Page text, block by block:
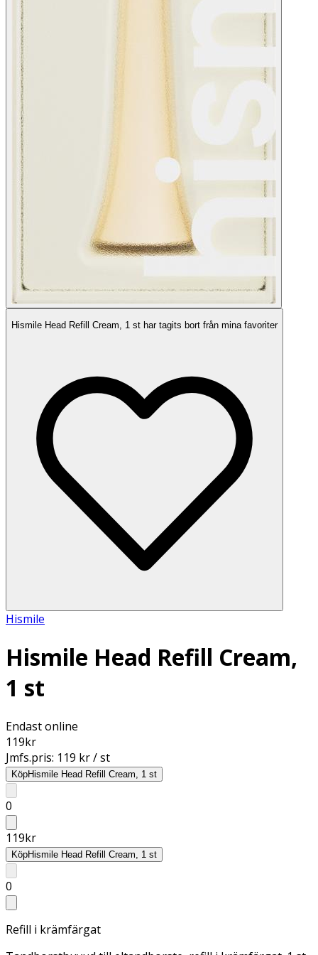
Hismile Head Refill Cream, 1 st har tagits bort från mina favoriter
Hismile
Hismile Head Refill Cream,
1 st
Endast online
119kr
Jmfs.pris: 119 kr / st
KöpHismile Head Refill Cream, 1 st
0
119kr
KöpHismile Head Refill Cream, 1 st
0
Refill i krämfärgat